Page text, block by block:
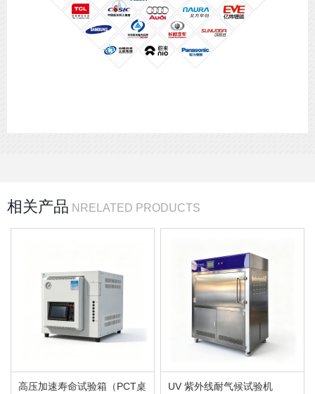
相关产品 NRELATED PRODUCTS
高压加速寿命试验箱（PCT桌
UV 紫外线耐气候试验机